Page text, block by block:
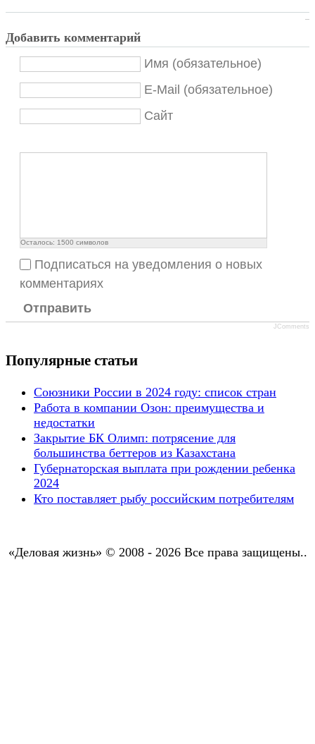
Добавить комментарий
Имя (обязательное)
E-Mail (обязательное)
Сайт
Осталось: 1500 символов
Подписаться на уведомления о новых
комментариях
Отправить
JComments
Популярные статьи
Союзники России в 2024 году: список стран
Работа в компании Озон: преимущества и
недостатки
Закрытие БК Олимп: потрясение для
большинства беттеров из Казахстана
Губернаторская выплата при рождении ребенка
2024
Кто поставляет рыбу российским потребителям
«Деловая жизнь» © 2008 - 2026 Все права защищены..